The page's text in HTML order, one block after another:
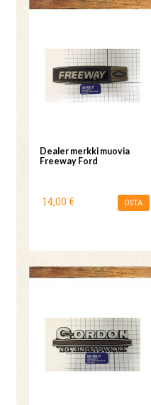
Dealer merkki muovia
Freeway Ford
14,00 € OSTA